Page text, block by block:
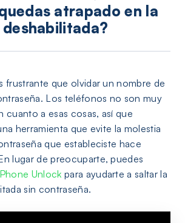
atrapado en la
frustrante que olvidar un nombre de
Los teléfonos no son muy
cuanto a esas cosas, así que
herramienta que evite la molestia
que estableciste hace
lugar de preocuparte, puedes
Unlock para ayudarte a saltar la
sin contraseña.